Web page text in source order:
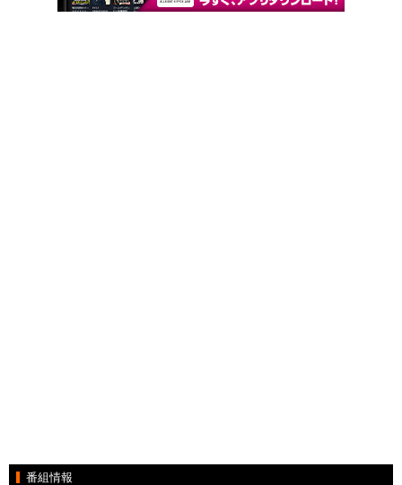
番組情報